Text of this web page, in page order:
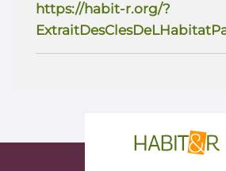
https://habit-r.org/?
phrase